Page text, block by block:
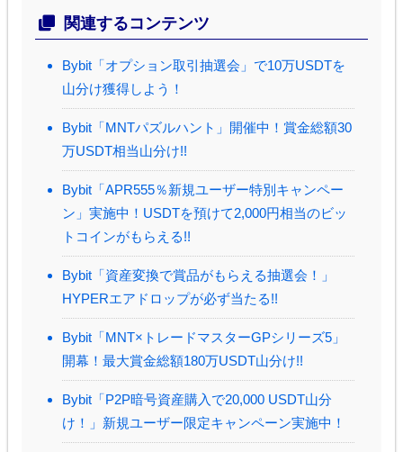
関連するコンテンツ
Bybit「オプション取引抽選会」で10万USDTを
山分け獲得しよう！
Bybit「MNTパズルハント」開催中！賞金総額30
万USDT相当山分け!!
Bybit「APR555％新規ユーザー特別キャンペー
ン」実施中！USDTを預けて2,000円相当のビッ
トコインがもらえる!!
Bybit「資産変換で賞品がもらえる抽選会！」
HYPERエアドロップが必ず当たる!!
Bybit「MNT×トレードマスターGPシリーズ5」
開幕！最大賞金総額180万USDT山分け!!
Bybit「P2P暗号資産購入で20,000 USDT山分
け！」新規ユーザー限定キャンペーン実施中！